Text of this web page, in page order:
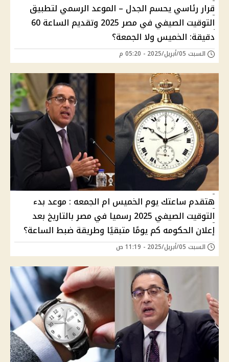
قرار رئاسي يحسم الجدل – الموعد الرسمي لتطبيق
التوقيت الصيفي في مصر 2025 وتقديم الساعة 60
دقيقة: الخميس ولا الجمعة؟
السبت 05/أبريل/2025 - 05:20 م
هتقدم ساعتك يوم الخميس ام الجمعه : موعد بدء
التوقيت الصيفي 2025 رسميا في مصر بالتاريخ بعد
إعلان الحكومه كم يومًا متبقيًا وطريقة ضبط الساعة؟
السبت 05/أبريل/2025 - 11:19 ص